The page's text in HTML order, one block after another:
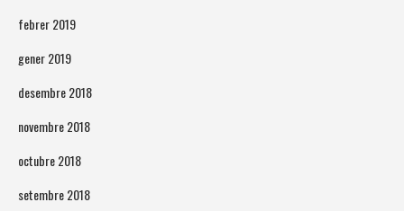
febrer 2019
gener 2019
desembre 2018
novembre 2018
octubre 2018
setembre 2018